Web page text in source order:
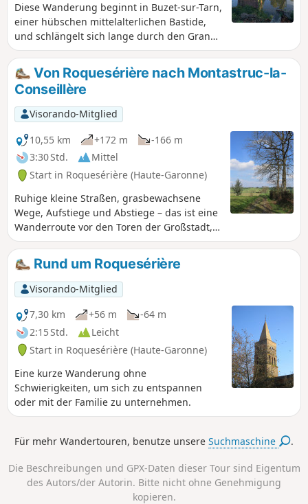
Diese Wanderung beginnt in Buzet-sur-Tarn,
einer hübschen mittelalterlichen Bastide,
und schlängelt sich lange durch den Grand
Bois, einen Wald am anderen Ufer des Tarn.
Hinter den Anhöhen von Roquemaure
eröffnet sich eine offenere Landschaft mit
sanften Hügeln zwischen Wiesen, Feldern
und kleinen Wäldchen, bevor es wieder
hinuntergeht, immer noch durch den Grand
Bois, in Richtung Mézens und das Tarn-Tal.
Bei klarem Wetter dienen Ihnen die
Pyrenäen im Süden als Orientierung.
Von Roquesérière nach Montastruc-la-
Conseillère
Visorando-Mitglied
10,55 km
+172 m
-166 m
3:30 Std.
Mittel
Start in Roquesérière (Haute-Garonne)
Ruhige kleine Straßen, grasbewachsene
Wege, Aufstiege und Abstiege – das ist eine
Wanderroute vor den Toren der Großstadt,
die sich auch für regnerische oder
winterliche Zeiten eignet. Der Rückweg von
Montastruc-la-Conseillère erfolgt über
denGR® 46.
Rund um Roquesérière
Visorando-Mitglied
7,30 km
+56 m
-64 m
2:15 Std.
Leicht
Start in Roquesérière (Haute-Garonne)
Eine kurze Wanderung ohne
Schwierigkeiten, um sich zu entspannen
oder mit der Familie zu unternehmen.
Für mehr Wandertouren, benutze unsereSuchmaschine .
Die Beschreibungen und GPX-Daten dieser Tour sind Eigentum
des Autors/der Autorin. Bitte nicht ohne Genehmigung
kopieren.